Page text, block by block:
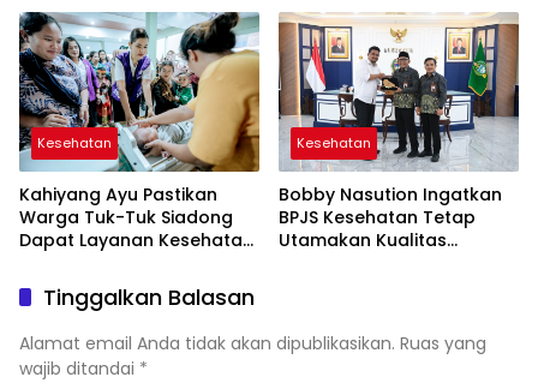
Angka Kematian Ibu Turun
Signifikan
Sumut
Kesehatan
Kahiyang Ayu Pastikan
Warga Tuk-Tuk Siadong
Dapat Layanan Kesehatan
Kesehatan
Bobby Nasution Ingatkan
BPJS Kesehatan Tetap
Utamakan Kualitas
Tinggalkan Balasan
Alamat email Anda tidak akan dipublikasikan. Ruas yang
wajib ditandai *